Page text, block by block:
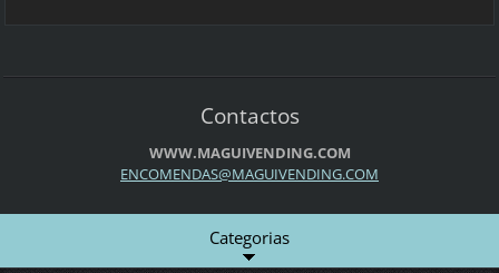
Contactos
WWW.MAGUIVENDING.COM
ENCOMENDAS@MAGUIVENDING.COM
Categorias